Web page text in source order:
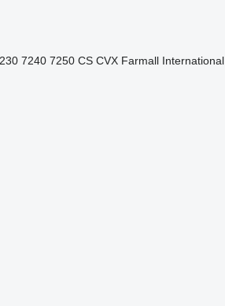
7240 7250 CS CVX Farmall International